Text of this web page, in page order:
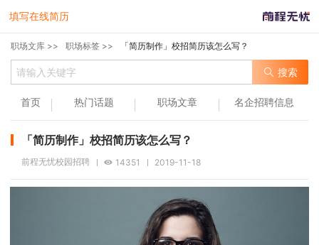
填写在线简历
职场文库 >> 职场标签 >> 「简历制作」校招简历该怎么写？
搜索
首页 热门话题 职场文章 名企招聘信息
「简历制作」校招简历该怎么写？
前程无忧校园招聘 14351 2019-11-18